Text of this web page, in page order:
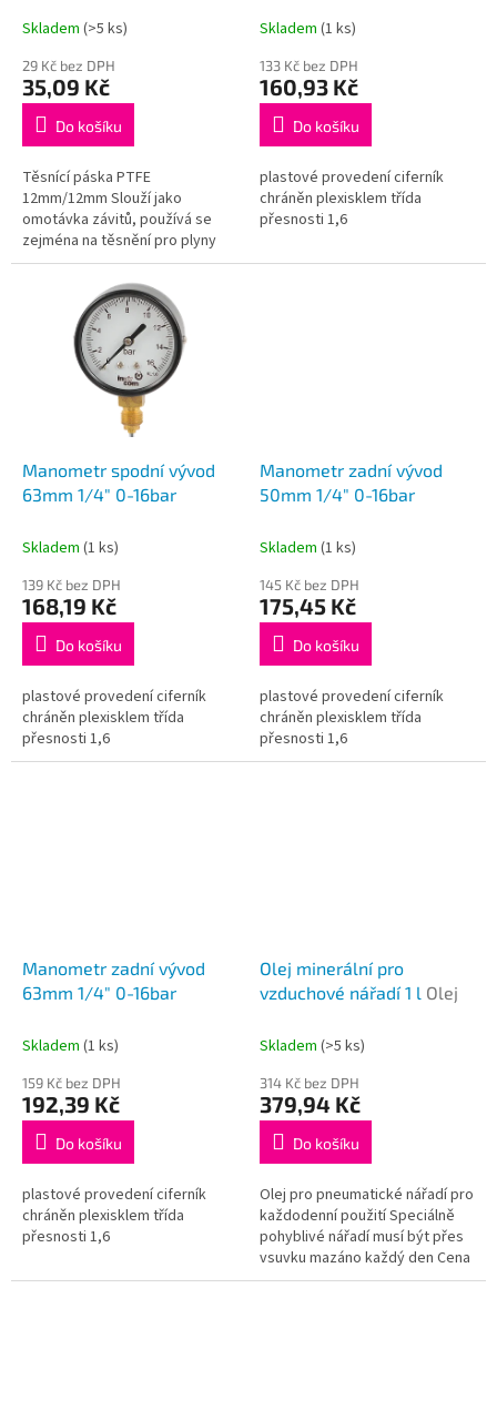
Skladem (>5 ks)
29 Kč bez DPH
35,09 Kč
Do košíku
Těsnící páska PTFE
12mm/12mm Slouží jako
omotávka závitů, používá se
zejména na těsnění pro plyny
nebo vodu
Skladem (1 ks)
133 Kč bez DPH
160,93 Kč
Do košíku
plastové provedení ciferník
chráněn plexisklem třída
přesnosti 1,6
Manometr spodní vývod
63mm 1/4" 0-16bar
Skladem (1 ks)
139 Kč bez DPH
168,19 Kč
Do košíku
plastové provedení ciferník
chráněn plexisklem třída
přesnosti 1,6
Manometr zadní vývod
50mm 1/4" 0-16bar
Skladem (1 ks)
145 Kč bez DPH
175,45 Kč
Do košíku
plastové provedení ciferník
chráněn plexisklem třída
přesnosti 1,6
Manometr zadní vývod
63mm 1/4" 0-16bar
Skladem (1 ks)
159 Kč bez DPH
192,39 Kč
Do košíku
plastové provedení ciferník
chráněn plexisklem třída
přesnosti 1,6
Olej minerální pro
vzduchové nářadí 1 l Olej
Skladem (>5 ks)
314 Kč bez DPH
379,94 Kč
Do košíku
Olej pro pneumatické nářadí pro
každodenní použití Speciálně
pohyblivé nářadí musí být přes
vsuvku mazáno každý den Cena
za kus